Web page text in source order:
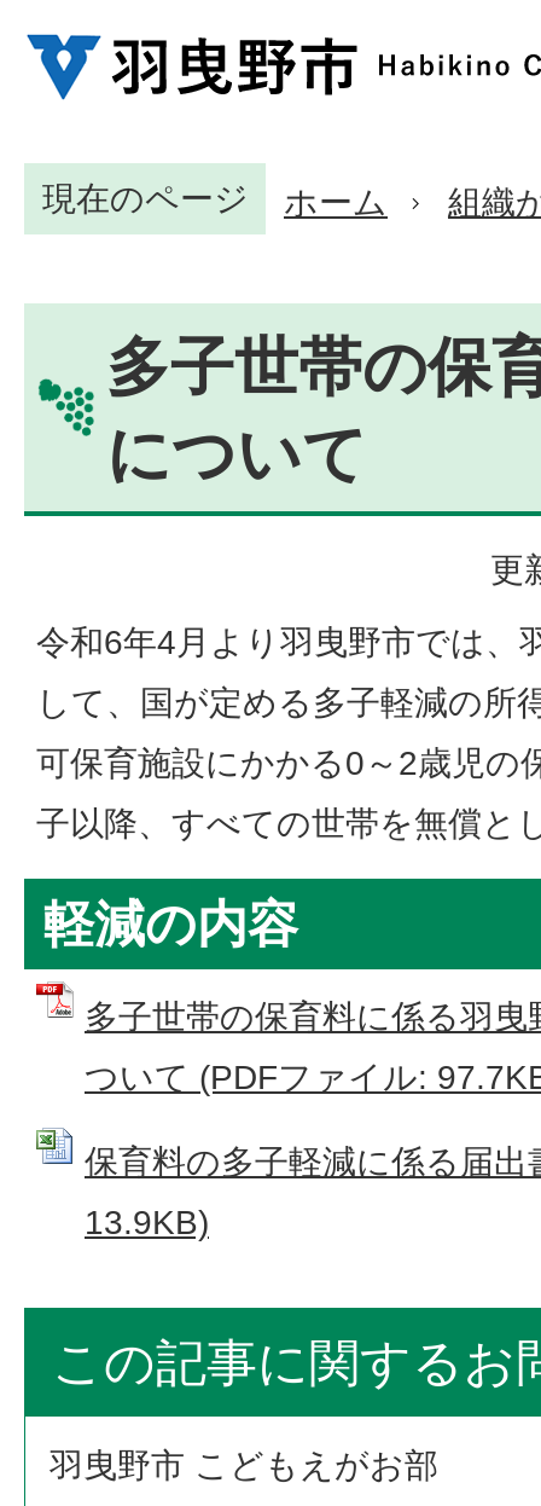
現在のページ ホーム 組織
多子世帯の保
について
更
令和6年4月より羽曳野市では、
して、国が定める多子軽減の所
可保育施設にかかる0～2歳児の
子以降、すべての世帯を無償と
軽減の内容
多子世帯の保育料に係る羽
ついて (PDFファイル:
保育料の多子軽減に係る届
13.9KB)
この記事に関するお
羽曳野市 こどもえがお部